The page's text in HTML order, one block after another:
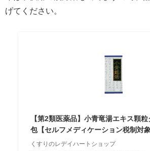
げてください。
【第2類医薬品】小青竜湯エキス顆
包【セルフメディケーション税制対象
くすりのレデイハートショップ